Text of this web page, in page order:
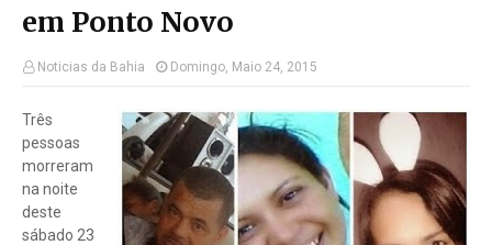
em Ponto Novo
Noticias da Bahia Domingo, Maio 24, 2015
Três
pessoas
morreram
na noite
deste
sábado 23